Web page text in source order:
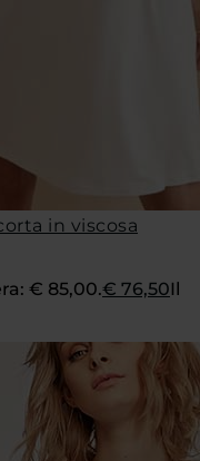
in viscosa
€ 85,00.€ 76,50Il